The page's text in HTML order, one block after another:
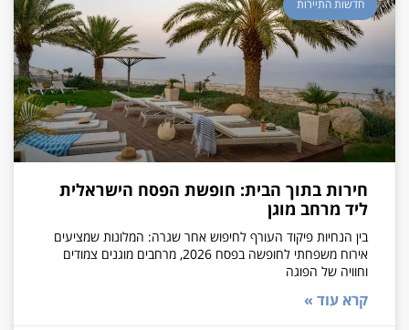
חדשות התיירות
חירות בתוך הבית: חופשת הפסח הישראלית
ליד מרחב מוגן
בין הנחיות פיקוד העורף לחיפוש אחר שגרה: המלונות שמציעים
אירוח משפחתי לחופשה בפסח 2026, מרחבים מוגנים צמודים
וחוויה של הפוגה
קרא עוד »